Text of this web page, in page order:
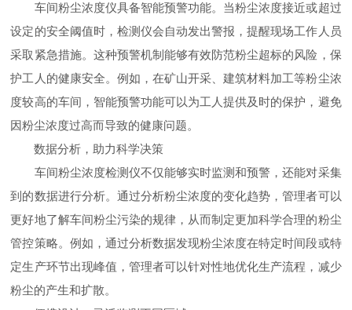
车间粉尘浓度仪具备智能预警功能。当粉尘浓度接近或超过
设定的安全阈值时，检测仪会自动发出警报，提醒现场工作人员
采取紧急措施。这种预警机制能够有效防范粉尘超标的风险，保
护工人的健康安全。例如，在矿山开采、建筑材料加工等粉尘浓
度较高的车间，智能预警功能可以为工人提供及时的保护，避免
因粉尘浓度过高而导致的健康问题。
数据分析，助力科学决策
车间粉尘浓度检测仪不仅能够实时监测和预警，还能对采集
到的数据进行分析。通过分析粉尘浓度的变化趋势，管理者可以
更好地了解车间粉尘污染的规律，从而制定更加科学合理的粉尘
管控策略。例如，通过分析数据发现粉尘浓度在特定时间段或特
定生产环节出现峰值，管理者可以针对性地优化生产流程，减少
粉尘的产生和扩散。